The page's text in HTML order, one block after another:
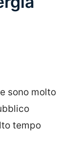
sono molto
tempo